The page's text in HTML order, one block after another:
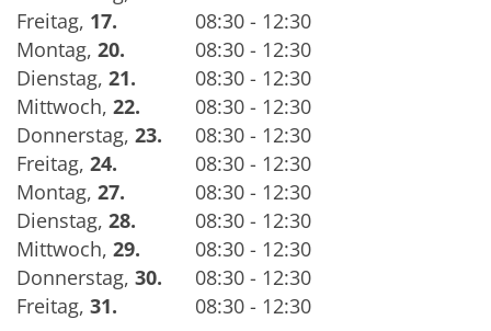
Freitag, 17.
08:30 - 12:30
Montag, 20.
08:30 - 12:30
Dienstag, 21.
08:30 - 12:30
Mittwoch, 22.
08:30 - 12:30
Donnerstag, 23.
08:30 - 12:30
Freitag, 24.
08:30 - 12:30
Montag, 27.
08:30 - 12:30
Dienstag, 28.
08:30 - 12:30
Mittwoch, 29.
08:30 - 12:30
Donnerstag, 30.
08:30 - 12:30
Freitag, 31.
08:30 - 12:30